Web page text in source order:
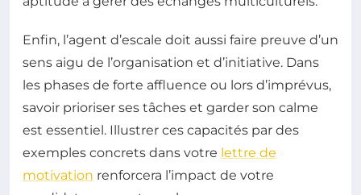
Enfin, l’agent d’escale doit aussi faire preuve d’un
sens aigu de l’organisation et d’initiative. Dans
les phases de forte affluence ou lors d’imprévus,
savoir prioriser ses tâches et garder son calme
est essentiel. Illustrer ces capacités par des
exemples concrets dans votre lettre de
motivation renforcera l’impact de votre